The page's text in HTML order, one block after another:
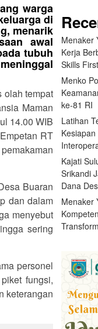
warga
di
menarik
awal
tubuh
olah tempat
Maman
14.00 WIB
RT
Buaran
dan dalam
menyebut
sering
personel
fungsi,
keterangan
Menaker
Kerja
Skills First
Menko
ke-81 RI
Latihan
Kajati
Srikandi
Dana
Menaker